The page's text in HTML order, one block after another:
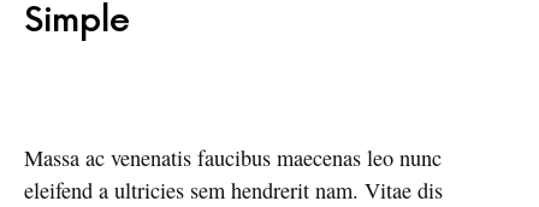
Simple
Massa ac venenatis faucibus maecenas leo nunc
eleifend a ultricies sem hendrerit nam. Vitae dis